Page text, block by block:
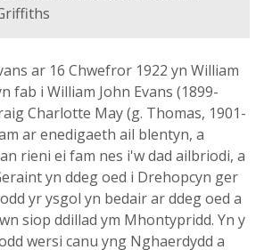
ar 16 Chwefror 1922 yn William
fab i William John Evans (1899-
Charlotte May (g. Thomas, 1901-
ar enedigaeth ail blentyn, a
rieni ei fam nes i'w dad ailbriodi, a
yn ddeg oed i Drehopcyn ger
yr ysgol yn bedair ar ddeg oed a
siop ddillad ym Mhontypridd. Yn y
wersi canu yng Nghaerdydd a